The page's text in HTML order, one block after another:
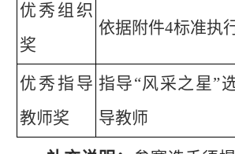
优秀组织
奖
依据附件4标准执
优秀指导
教师奖
指导“风采之星”
导教师